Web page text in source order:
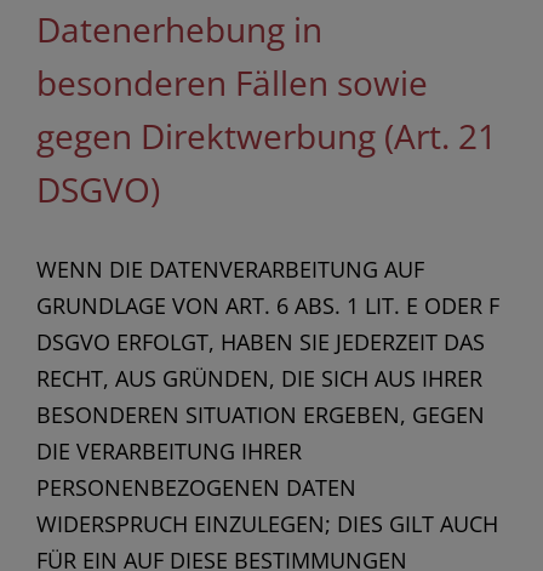
Datenerhebung in
besonderen Fällen sowie
gegen Direktwerbung (Art. 21
DSGVO)
WENN DIE DATENVERARBEITUNG AUF
GRUNDLAGE VON ART. 6 ABS. 1 LIT. E ODER F
DSGVO ERFOLGT, HABEN SIE JEDERZEIT DAS
RECHT, AUS GRÜNDEN, DIE SICH AUS IHRER
BESONDEREN SITUATION ERGEBEN, GEGEN
DIE VERARBEITUNG IHRER
PERSONENBEZOGENEN DATEN
WIDERSPRUCH EINZULEGEN; DIES GILT AUCH
FÜR EIN AUF DIESE BESTIMMUNGEN